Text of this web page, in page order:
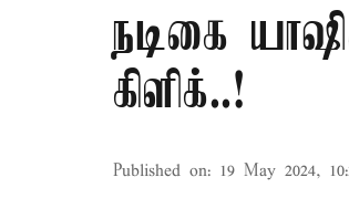
நடிகை
கிளிக்..!
Published on: 19 May 2024,